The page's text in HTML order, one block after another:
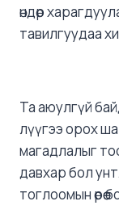
өндөр
тавилгуудаа
Та аюулгүй
лүүгээ орох
магадлалыг
давхар бол
тоглоомын өрөө